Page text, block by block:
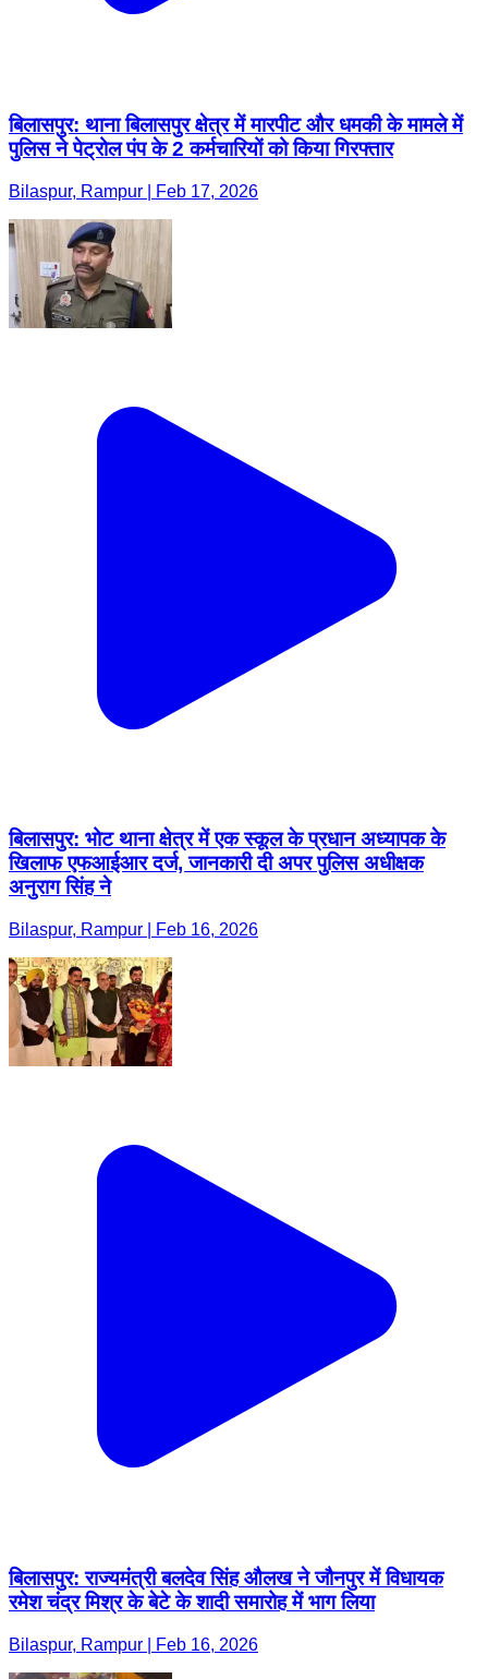
बिलासपुर: थाना बिलासपुर क्षेत्र में मारपीट और धमकी के मामले में
पुलिस ने पेट्रोल पंप के 2 कर्मचारियों को किया गिरफ्तार
Bilaspur, Rampur | Feb 17, 2026
बिलासपुर: भोट थाना क्षेत्र में एक स्कूल के प्रधान अध्यापक के
खिलाफ एफआईआर दर्ज, जानकारी दी अपर पुलिस अधीक्षक
अनुराग सिंह ने
Bilaspur, Rampur | Feb 16, 2026
बिलासपुर: राज्यमंत्री बलदेव सिंह औलख ने जौनपुर में विधायक
रमेश चंद्र मिश्र के बेटे के शादी समारोह में भाग लिया
Bilaspur, Rampur | Feb 16, 2026